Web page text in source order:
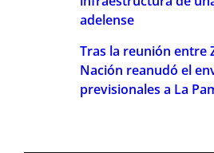
adelense
Tras la reunión entre
Nación reanudó el
previsionales a La